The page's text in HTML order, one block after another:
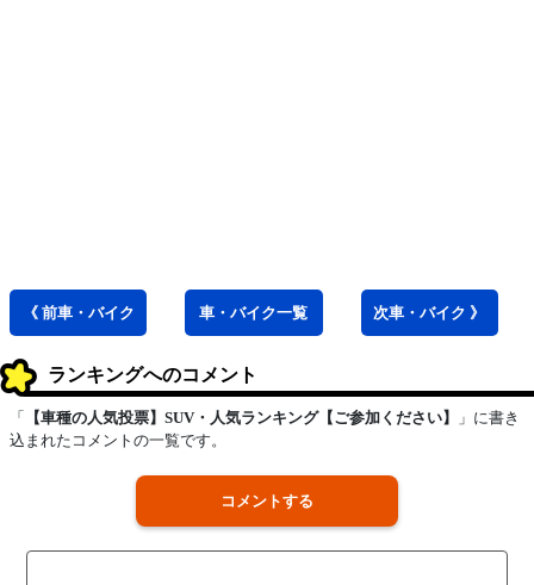
《 前車・バイク 車・バイク一覧 次車・バイク 》
ランキングへのコメント
「 【車種の人気投票】SUV・人気ランキング【ご参加ください】
」に書き
込まれたコメントの一覧です。
コメントする